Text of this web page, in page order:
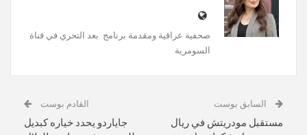
صحفية عراقية ومقدمة برنامج ‎‎‎‎‎ بعد التحري في قناة
السومرية
السابق بوست
مستقبل مودريتش في ريال
القادم بوست
جاياردو يحدد خياره كبديل